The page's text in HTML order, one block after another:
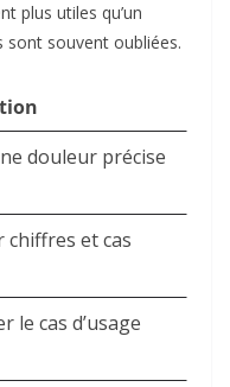
plus utiles qu’un
sont souvent oubliées.
douleur précise
chiffres et cas
le cas d’usage